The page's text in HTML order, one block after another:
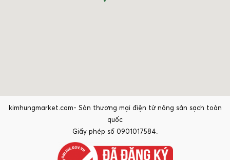
kimhungmarket.com- Sàn thương mại điện tử nông sản sạch toàn
quốc
Giấy phép số 0901017584.